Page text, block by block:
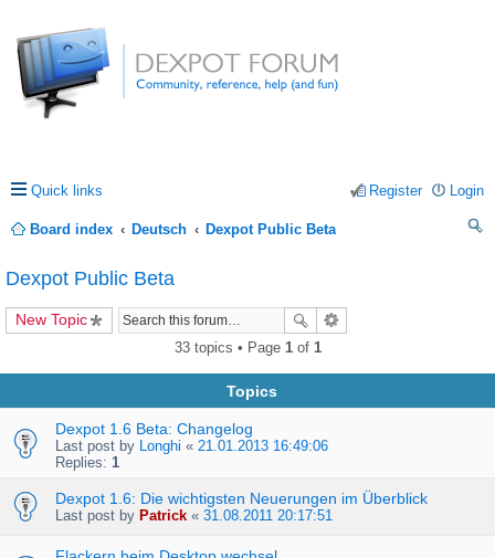
Quick links Login
Register
Board index Deutsch
Dexpot Public Beta
Dexpot Public Beta
New Topic
33 topics • Page 1of 1
Topics
Dexpot 1.6 Beta: Changelog
Last post by Longhi « 21.01.2013 16:49:06
Replies: 1
Dexpot 1.6: Die wichtigsten Neuerungen im Überblick
Last post by Patrick « 31.08.2011 20:17:51